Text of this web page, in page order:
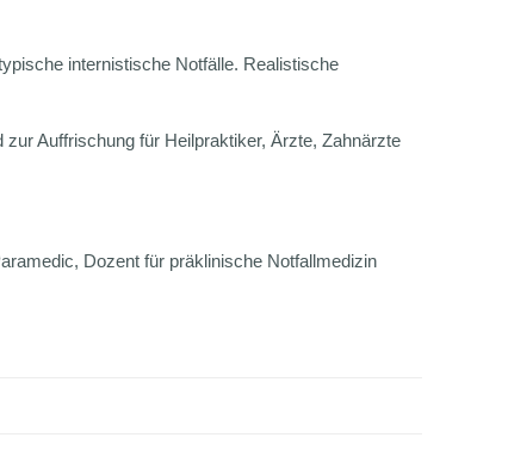
internistische Notfälle. Realistische
Auffrischung für Heilpraktiker, Ärzte, Zahnärzte
Dozent für präklinische Notfallmedizin